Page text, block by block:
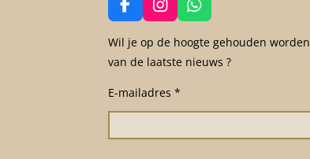
F
a
c
e
o
o
I
n
s
t
g
r
m
W
h
a
t
p
Wil je op de hoogte gehouden worden
van de laatste nieuws ?
E-mailadres *